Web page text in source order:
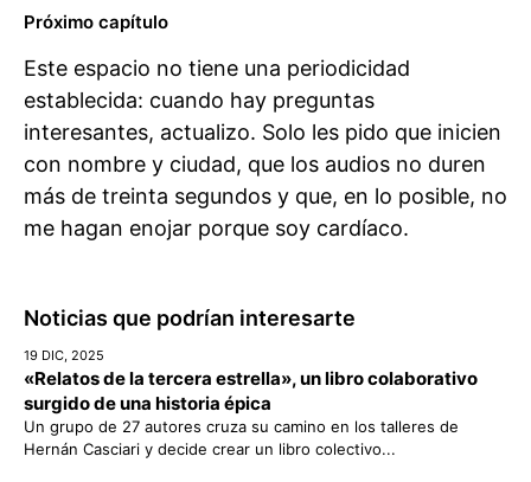
Próximo capítulo
Este espacio no tiene una periodicidad
establecida: cuando hay preguntas
interesantes, actualizo. Solo les pido que inicien
con nombre y ciudad, que los audios no duren
más de treinta segundos y que, en lo posible, no
me hagan enojar porque soy cardíaco.
Noticias que podrían interesarte
19 DIC, 2025
«Relatos de la tercera estrella», un libro colaborativo
surgido de una historia épica
Un grupo de 27 autores cruza su camino en los talleres de
Hernán Casciari y decide crear un libro colectivo...